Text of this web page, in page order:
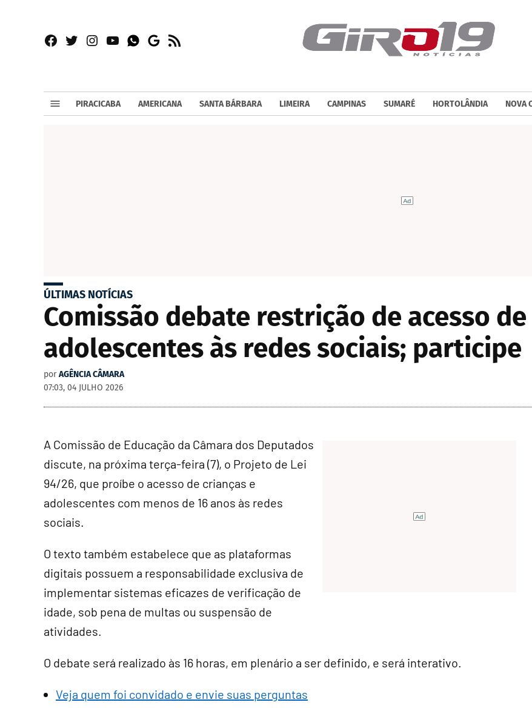
Facebook
TwitterInstagram
YouTubeWhatsapp
Google
RSS
PIRACICABA AMERICANA SANTA BÁRBARA LIMEIRA CAMPINAS SUMARÉ HORTOLÂNDIA NOVA
ÚLTIMAS NOTÍCIAS
Comissão debate restrição de acesso
adolescentes às redes sociais; participe
por AGÊNCIA CÂMARA
07:03, 04 JULHO 2026
A Comissão de Educação da Câmara dos Deputados
discute, na próxima terça-feira (7), o Projeto de Lei
94/26, que proíbe o acesso de crianças e
adolescentes com menos de 16 anos às redes
sociais.
O texto também estabelece que as plataformas
digitais possuem a responsabilidade exclusiva de
implementar sistemas eficazes de verificação de
idade, sob pena de multas ou suspensão de
atividades.
O debate será realizado às 16 horas, em plenário a ser definido, e será interativo.
Veja quem foi convidado e envie suas perguntas